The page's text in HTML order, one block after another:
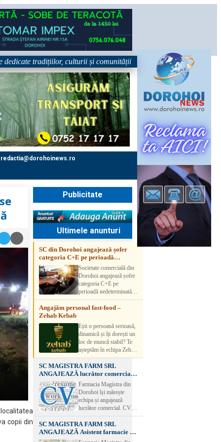
tradițiilor, culturii și comunității Trei tradiții. Un singur eveniment.
redactia@dorohoinews.ro
copii din
Publicitate
Ultimele anunturi
SC din Dorohoi angajează șofer
categoria C+E pe perioadă
nedeterminatăSocietate comercială din
Dorohoi angajează șofer
categoria C+E pe
perioadă nedeterminată.
Candidatul trebuie să
aibă experiență și atestat
detalii, vă rog să sunați la
numărul de telefon.
Angajăm personal fast-food –
Zehab Kebab
Ești o persoană serioasă,
dinamică și îți dorești un
loc de muncă stabil? Te
așteptăm în echipa Zehab
Kebab! Posturi
disponibile: -
SHAORMAR AJUTOR
BUCATAR 2/posturi -
LUCRATOR
COMERCIAL
VANZATOR /2 posturi
muncă Program flexibil
Salariu motivant, în
funcție de experienț
SC MAGISTRA FARM SRL
ANGAJEAZĂ lucrător comercial –
DOROHOI
Farmacia Magistra din
Dorohoi își mărește
echipa și angajează
lucrător comercial. CV-
urile se pot depune: * la
sediul Farmaciei
Magistra – Bulevardul
Victoriei nr. 23, Dorohoi
SC MAGISTRA FARM SRL
ANGAJEAZĂ Asistent farmacie –
DOROHOI